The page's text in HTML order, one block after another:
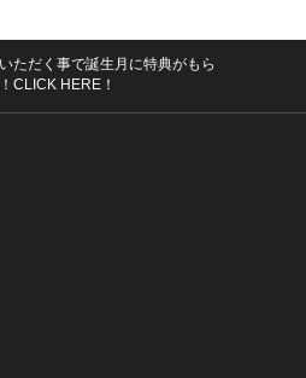
ただく事で誕生月に特典がもら
CLICK HERE！